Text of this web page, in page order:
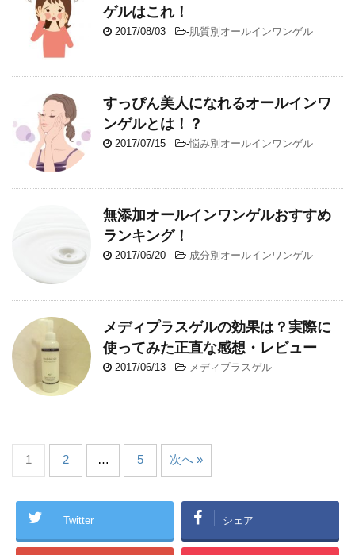
ゲルはこれ！
2017/08/03 -肌質別オールインワンゲル
すっぴん美人になれるオールインワ
ンゲルとは！？
2017/07/15 -悩み別オールインワンゲル
無添加オールインワンゲルおすすめ
ランキング！
2017/06/20 -成分別オールインワンゲル
メディプラスゲルの効果は？実際に
使ってみた正直な感想・レビュー
2017/06/13 -メディプラスゲル
1 2 … 5 次へ »
Twitter シェア